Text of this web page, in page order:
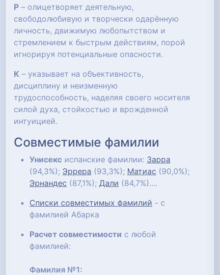
Р – олицетворяет деятельную,
свободолюбивую и творчески одарённую
личность, движимую любопытством и
стремлением к быстрым действиям, порой
игнорируя потенциальные опасности.
К – указывает на объективность,
дисциплину и неизменную
трудоспособность, наделяя своего носителя
силой духа, стойкостью и врожденной
интуицией.
Совместимые фамилии
Унисекс испанские фамилии: Зарра
(94,3%); Эррера (93,3%); Матиас (90,0%);
Эрнандес (87,1%); Дали (84,7%)....
Списки совместимых фамилий - с
фамилией Абарка
Расчет совместимости с любой
фамилией:
Фамилия №1: